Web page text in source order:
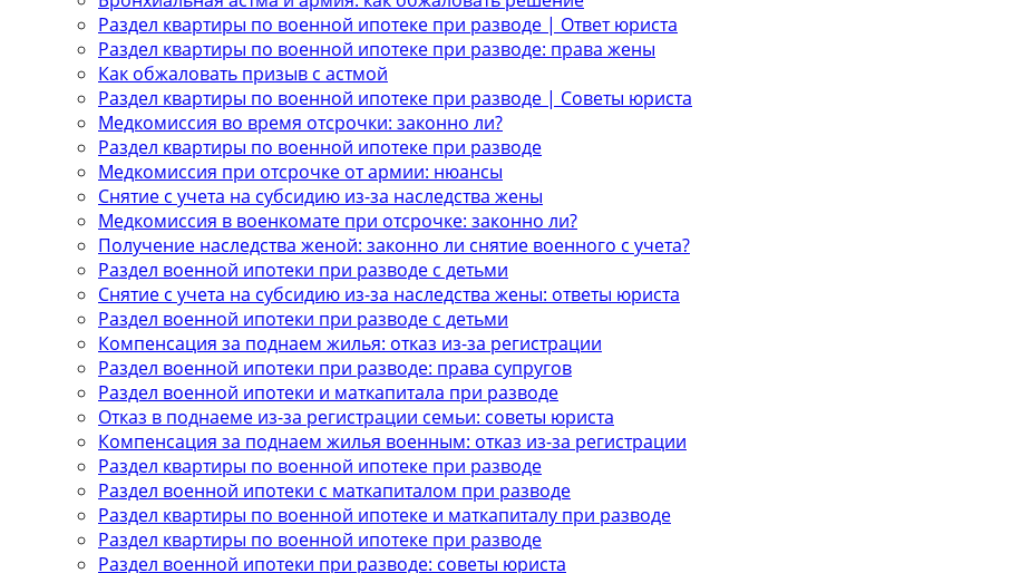
Раздел квартиры по военной ипотеке при разводе | Ответ юриста
Раздел квартиры по военной ипотеке при разводе: права жены
Как обжаловать призыв с астмой
Раздел квартиры по военной ипотеке при разводе | Советы юриста
Медкомиссия во время отсрочки: законно ли?
Раздел квартиры по военной ипотеке при разводе
Медкомиссия при отсрочке от армии: нюансы
Снятие с учета на субсидию из-за наследства жены
Медкомиссия в военкомате при отсрочке: законно ли?
Получение наследства женой: законно ли снятие военного с учета?
Раздел военной ипотеки при разводе с детьми
Снятие с учета на субсидию из-за наследства жены: ответы юриста
Раздел военной ипотеки при разводе с детьми
Компенсация за поднаем жилья: отказ из-за регистрации
Раздел военной ипотеки при разводе: права супругов
Раздел военной ипотеки и маткапитала при разводе
Отказ в поднаеме из-за регистрации семьи: советы юриста
Компенсация за поднаем жилья военным: отказ из-за регистрации
Раздел квартиры по военной ипотеке при разводе
Раздел военной ипотеки с маткапиталом при разводе
Раздел квартиры по военной ипотеке и маткапиталу при разводе
Раздел квартиры по военной ипотеке при разводе
Раздел военной ипотеки при разводе: советы юриста